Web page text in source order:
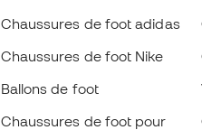
Chaussures de foot adidas
Chaussures de foot Nike
Ballons de foot
Chaussures de foot pour